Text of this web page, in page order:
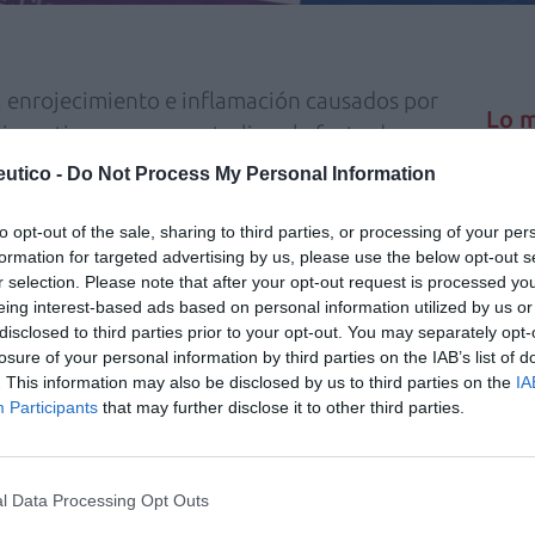
- Do Not Process My Personal Information
opt-out of the sale, sharing to third parties, or processing of your
for targeted advertising by us, please use the below opt-out
selection. Please note that after your opt-out request is processed
interest-based ads based on personal information utilized by us
to third parties prior to your opt-out. You may separately
of your personal information by third parties on the IAB’s list of
This information may also be disclosed by us to third parties on the
Participants that may further disclose it to other third parties.
Data Processing Opt Outs
e inflamación causados por
tiempo que neutraliza el efecto de su
usar y llevar que contiene, además del
para su perfecta aplicación.
naturales como son la papaína (hoja y
enzima de origen vegetal con efecto
que impide la reproducción de
cicatrizante, hidratante, repitelizante y
Medusicalm MartiDerm es de
preferida de Google
Lo
No